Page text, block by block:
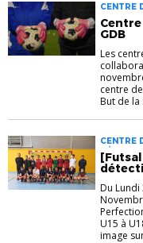
CENTRE
DE BUT
GDB
Les
centre
But de la
CENTRE
Du
U15 à
image